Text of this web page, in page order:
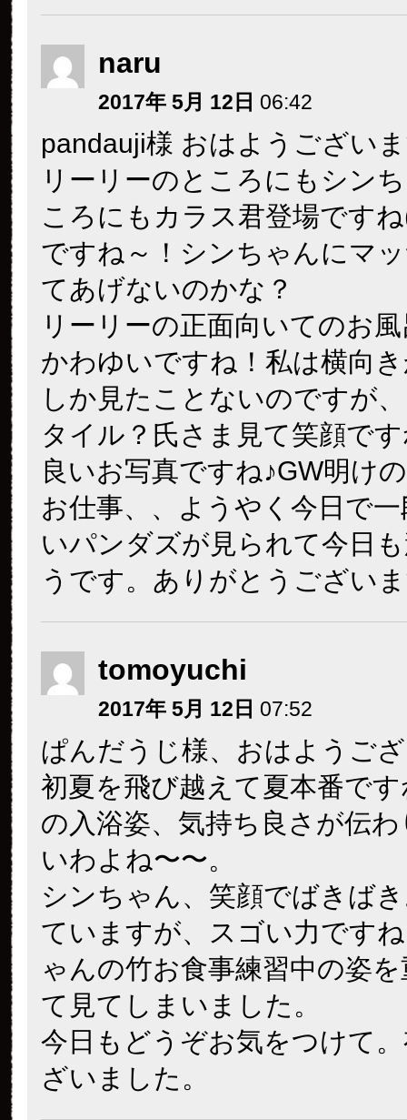
naru
2017年 5月 12日 06:42
pandauji様 おはようござい
リーリーのところにもシン
ころにもカラス君登場です
ですね～！シンちゃんにマ
てあげないのかな？
リーリーの正面向いてのお
かわゆいですね！私は横向
しか見たことないのですが
タイル？氏さま見て笑顔で
良いお写真ですね♪GW明け
お仕事、、ようやく今日で
いパンダズが見られて今日
うです。ありがとうござい
tomoyuchi
2017年 5月 12日 07:52
ぱんだうじ様、おはようご
初夏を飛び越えて夏本番で
の入浴姿、気持ち良さが伝
いわよね〜〜。
シンちゃん、笑顔でばきば
ていますが、スゴい力です
ゃんの竹お食事練習中の姿
て見てしまいました。
今日もどうぞお気をつけて
ざいました。